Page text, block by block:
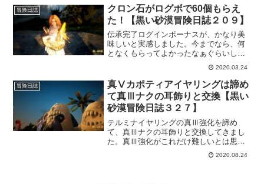
備を強化しようかと。で、レース場でレ
ースしてからとっとと寝ましたｗ
冒険日誌
クロン石がログボで60個もらえ
た！【黒い砂漠冒険日誌２０９】
伝承完了ログインボーナスが、かなり美
味しいと実感しました。今までなら、何
となくもらってよかったなぁぐらいしか
思いませんでした。けど、今回のはちょ
っと違う気がしてます。今日は、頭痛が
ひどいので早めに寝ようと思うので、超
絶短い記事となってます。
2020.03.24
冒険日誌
真Ⅴカポティアイヤリングは諦め
て真Ⅲナクの耳飾りと交換【黒い
砂漠冒険日誌３２７】
テルミナイヤリングの真Ⅲ強化を諦め
て、真Ⅲナクの耳飾りと交換してきまし
た。真Ⅲ強化がこれだけ難しいとは思わ
なかった。最近、装備配布も多かったの
で、ここらで引き締めって感じで受け取
2020.08.24